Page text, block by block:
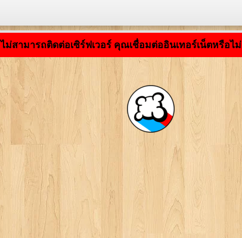
ไม่สามารถติดต่อเซิร์ฟเวอร์ คุณเชื่อมต่ออินเทอร์เน็ตหรือไม่
กำลังโหลดแอปพลิเคชัน ... ...